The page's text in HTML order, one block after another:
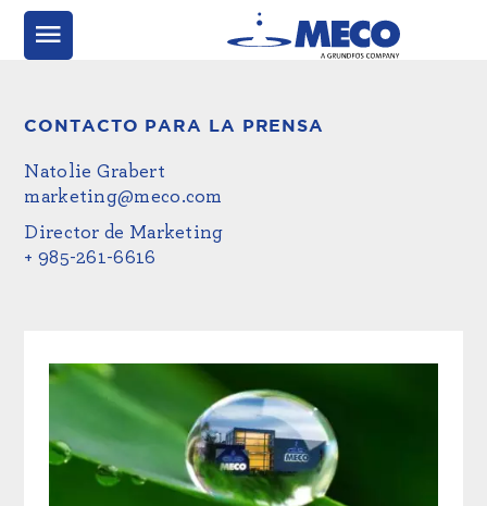
CONTACTO PARA LA PRENSA
Natolie Grabert
marketing@meco.com
Director de Marketing
+ 985-261-6616